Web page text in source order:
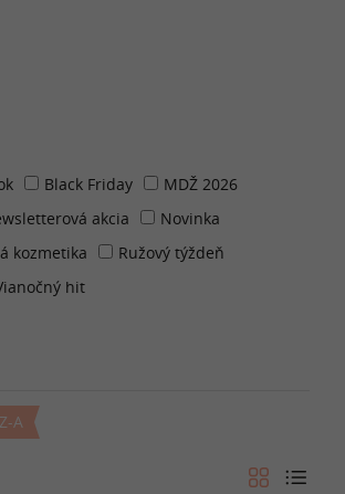
Black Friday
MDŽ 2026
akcia
Novinka
kozmetika
Ružový týždeň
hit
A